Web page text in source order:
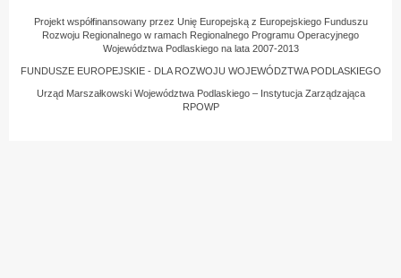
Projekt współfinansowany przez Unię Europejską z Europejskiego Funduszu
Rozwoju Regionalnego w ramach Regionalnego Programu Operacyjnego
Województwa Podlaskiego na lata 2007-2013
FUNDUSZE EUROPEJSKIE - DLA ROZWOJU WOJEWÓDZTWA PODLASKIEGO
Urząd Marszałkowski Województwa Podlaskiego – Instytucja Zarządzająca
RPOWP